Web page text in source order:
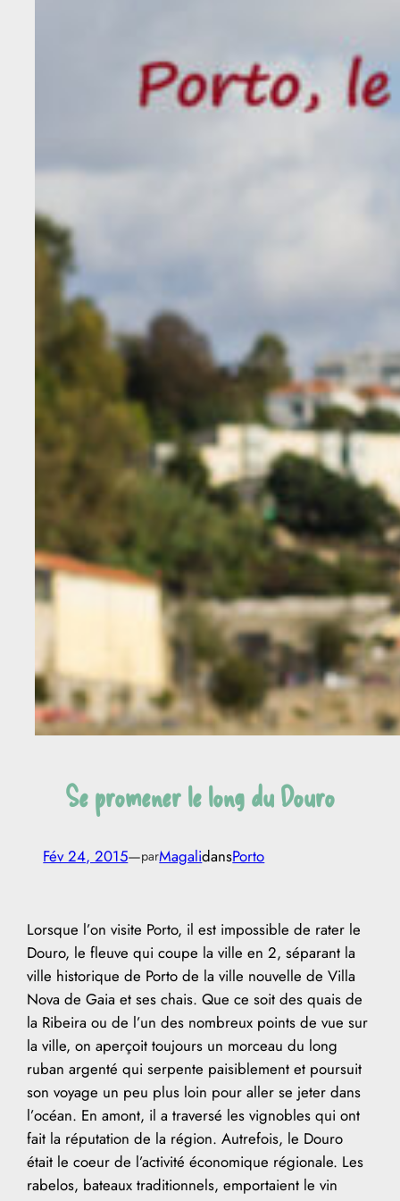
Se promener le long du Douro
Fév 24, 2015—parMagalidansPorto
Lorsque l’on visite Porto, il est impossible de rater le
Douro, le fleuve qui coupe la ville en 2, séparant la
ville historique de Porto de la ville nouvelle de Villa
Nova de Gaia et ses chais. Que ce soit des quais de
la Ribeira ou de l’un des nombreux points de vue sur
la ville, on aperçoit toujours un morceau du long
ruban argenté qui serpente paisiblement et poursuit
son voyage un peu plus loin pour aller se jeter dans
l’océan. En amont, il a traversé les vignobles qui ont
fait la réputation de la région. Autrefois, le Douro
était le coeur de l’activité économique régionale. Les
rabelos, bateaux traditionnels, emportaient le vin